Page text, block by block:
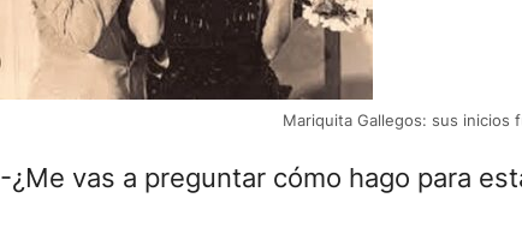
Mariquita Gallegos: sus
-¿Me vas a preguntar cómo hago para